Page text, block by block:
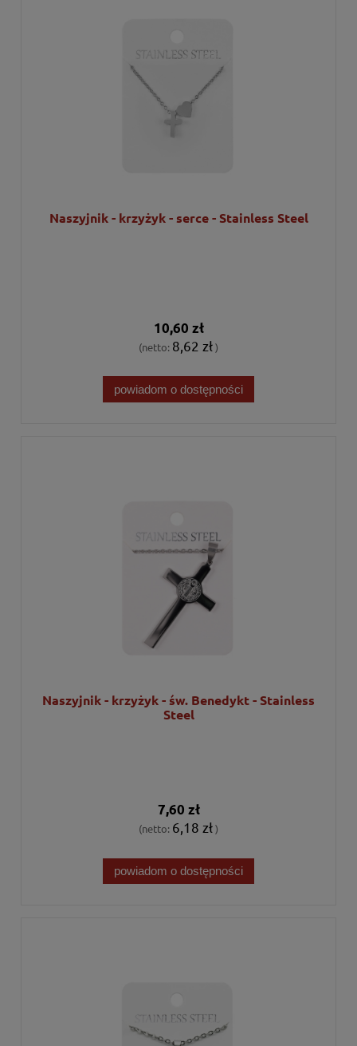
Naszyjnik - krzyżyk - serce - Stainless Steel
10,60 zł
(netto: 8,62 zł)
powiadom o dostępności
Naszyjnik - krzyżyk - św. Benedykt - Stainless
Steel
7,60 zł
(netto: 6,18 zł)
powiadom o dostępności